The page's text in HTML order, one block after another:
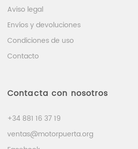
Aviso legal
Envíos y devoluciones
Condiciones de uso
Contacto
Contacta con nosotros
+34 881 16 37 19
ventas@motorpuerta.org